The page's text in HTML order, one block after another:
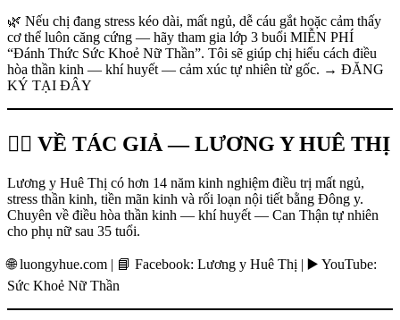
🌿 Nếu chị đang stress kéo dài, mất ngủ, dễ cáu gắt hoặc cảm thấy
cơ thể luôn căng cứng — hãy tham gia lớp 3 buổi MIỄN PHÍ
“Đánh Thức Sức Khoẻ Nữ Thần”. Tôi sẽ giúp chị hiểu cách điều
hòa thần kinh — khí huyết — cảm xúc tự nhiên từ gốc. → ĐĂNG
KÝ TẠI ĐÂY
👩‍⚕️ VỀ TÁC GIẢ — LƯƠNG Y HUÊ THỊ
Lương y Huê Thị có hơn 14 năm kinh nghiệm điều trị mất ngủ,
stress thần kinh, tiền mãn kinh và rối loạn nội tiết bằng Đông y.
Chuyên về điều hòa thần kinh — khí huyết — Can Thận tự nhiên
cho phụ nữ sau 35 tuổi.
🌐 luongyhue.com | 📘 Facebook: Lương y Huê Thị | ▶️ YouTube:
Sức Khoẻ Nữ Thần